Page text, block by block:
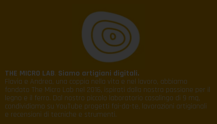
THE MICRO LAB. Siamo artigiani digitali.
Flavia e Andrea, una coppia nella vita e nel lavoro, abbiamo
fondato The Micro Lab nel 2016, ispirati dalla nostra passione per il
legno e il ferro. Dal nostro piccolo laboratorio casalingo di 9 mq,
condividiamo su YouTube progetti fai-da-te, lavorazioni artigianali
e recensioni di tecniche e strumenti.